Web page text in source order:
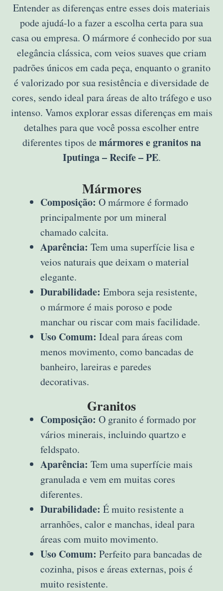
Entender as diferenças entre esses dois materiais
pode ajudá-lo a fazer a escolha certa para sua
casa ou empresa. O mármore é conhecido por sua
elegância clássica, com veios suaves que criam
padrões únicos em cada peça, enquanto o granito
é valorizado por sua resistência e diversidade de
cores, sendo ideal para áreas de alto tráfego e uso
intenso. Vamos explorar essas diferenças em mais
detalhes para que você possa escolher entre
diferentes tipos de mármores e granitos na
Iputinga – Recife – PE.
Mármores
Composição: O mármore é formado
principalmente por um mineral
chamado calcita.
Aparência: Tem uma superfície lisa e
veios naturais que deixam o material
elegante.
Durabilidade: Embora seja resistente,
o mármore é mais poroso e pode
manchar ou riscar com mais facilidade.
Uso Comum: Ideal para áreas com
menos movimento, como bancadas de
banheiro, lareiras e paredes
decorativas.
Granitos
Composição: O granito é formado por
vários minerais, incluindo quartzo e
feldspato.
Aparência: Tem uma superfície mais
granulada e vem em muitas cores
diferentes.
Durabilidade: É muito resistente a
arranhões, calor e manchas, ideal para
áreas com muito movimento.
Uso Comum: Perfeito para bancadas de
cozinha, pisos e áreas externas, pois é
muito resistente.